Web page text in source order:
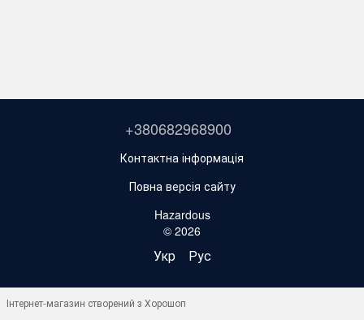
+380682968900
Контактна інформація
Повна версія сайту
Hazardous
© 2026
Укр Рус
Інтернет-магазин створений з Хорошоп